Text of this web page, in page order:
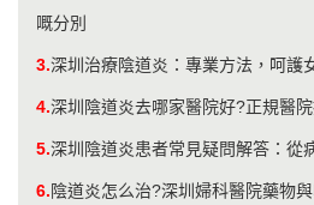
嘅分別
3.深圳治療陰道炎：專業方法，呵護
4.深圳陰道炎去哪家醫院好?正規醫
5.深圳陰道炎患者常見疑問解答：從
6.陰道炎怎么治?深圳婦科醫院藥物